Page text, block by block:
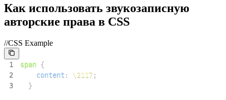
Как использовать звукозаписную
авторские права в CSS
//CSS Example
1 span {
2
content : \2117;
3
}